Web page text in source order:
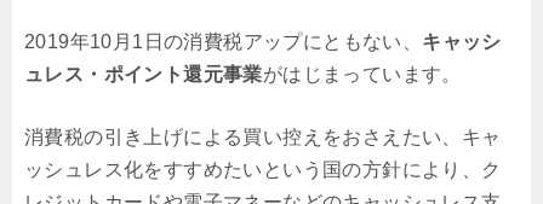
2019年10月1日の消費税アップにともない、 キャッシ
ュレス・ポイント還元事業がはじまっています。
消費税の引き上げによる買い控えをおさえたい、キャ
ッシュレス化をすすめたいという国の方針により、ク